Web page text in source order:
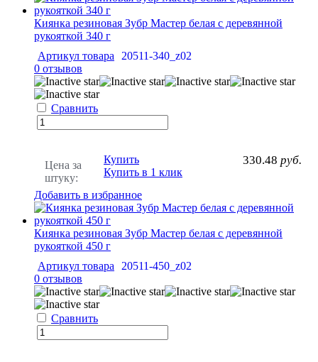
Киянка резиновая Зубр Мастер белая с деревянной
рукояткой 340 г
Артикул товара
20511-340_z02
0 отзывов
Сравнить
Цена за
штуку:
330.48 руб.
Купить
Купить в 1 клик
Добавить в избранное
Киянка резиновая Зубр Мастер белая с деревянной
рукояткой 450 г
Артикул товара
20511-450_z02
0 отзывов
Сравнить